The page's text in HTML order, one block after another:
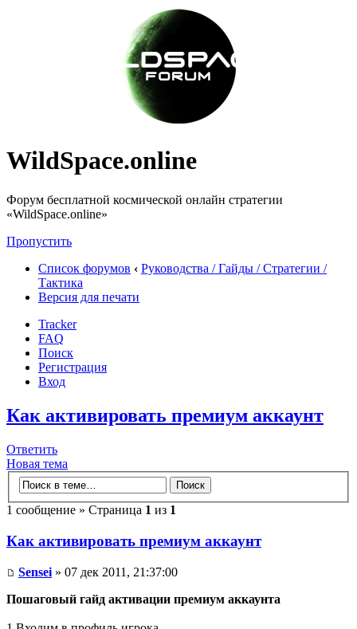
WildSpace.online
Форум бесплатной космической онлайн стратегии
«WildSpace.online»
Пропустить
Список форумов ‹ Руководства / Гайды / Стратегии /
Тактика
Версия для печати
Tracker
FAQ
Поиск
Регистрация
Вход
Как активировать премиум аккаунт
Ответить
Новая тема
1 сообщение » Страница 1 из 1
Как активировать премиум аккаунт
Sensei » 07 дек 2011, 21:37:00
Пошаговый гайд активации премиум аккаунта